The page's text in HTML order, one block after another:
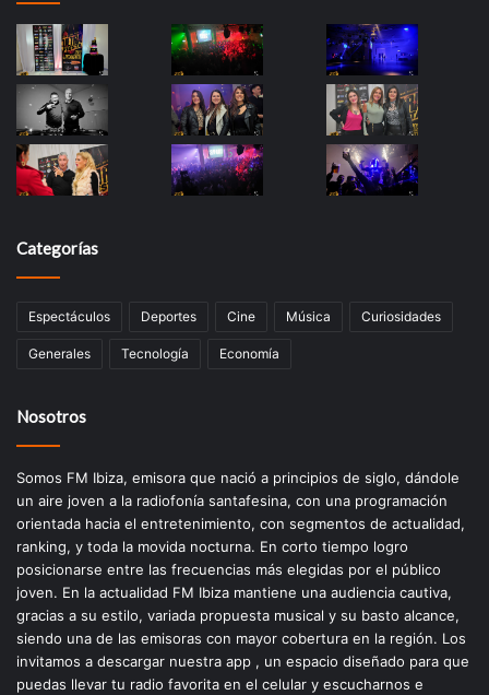
Categorías
Espectáculos Deportes Cine Música Curiosidades
Generales Tecnología Economía
Nosotros
Somos FM Ibiza, emisora que nació a principios de siglo, dándole
un aire joven a la radiofonía santafesina, con una programación
orientada hacia el entretenimiento, con segmentos de actualidad,
ranking, y toda la movida nocturna. En corto tiempo logro
posicionarse entre las frecuencias más elegidas por el público
joven. En la actualidad FM Ibiza mantiene una audiencia cautiva,
gracias a su estilo, variada propuesta musical y su basto alcance,
siendo una de las emisoras con mayor cobertura en la región. Los
invitamos a descargar nuestra app , un espacio diseñado para que
puedas llevar tu radio favorita en el celular y escucharnos e